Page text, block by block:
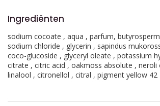
Ingrediënten
sodium cocoate , aqua , parfum,
sodium chloride , glycerin , sapindus
coco-glucoside , glyceryl oleate , potassium
citrate , citric acid , oakmoss absolute , neroli
linalool , citronellol , citral , pigment yellow 42